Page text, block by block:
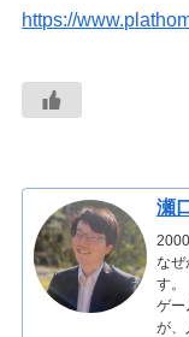
https://
瀬
なぜ
す。
ゲー
が、